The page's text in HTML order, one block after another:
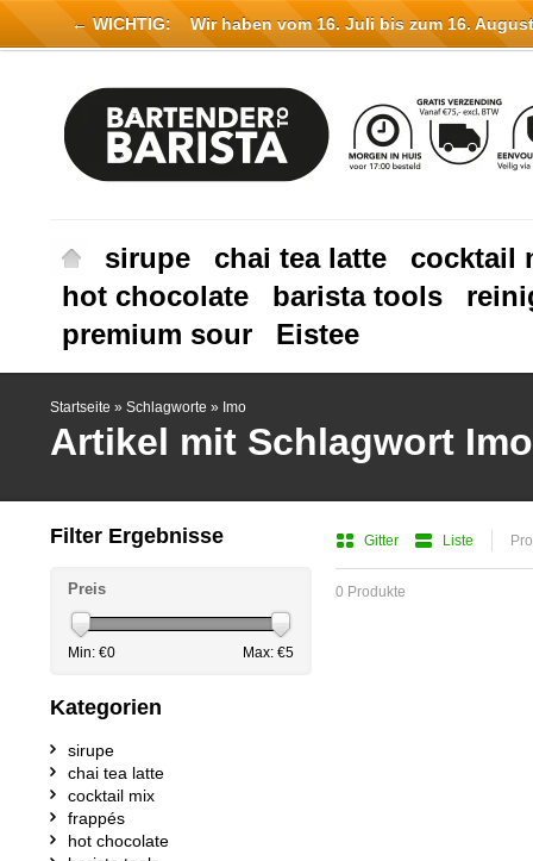
sirupe chai tea latte
cocktail
hot chocolate
barista tools
premium sour
Eistee
Startseite » Schlagworte » Imo
Artikel mit Schlagwort Imo
Gitter Liste
0 Produkte
Filter Ergebnisse
Preis
Min: €0 Max: €5
Kategorien
sirupe
chai tea latte
cocktail mix
frappés
hot chocolate
← WICHTIG: Wir haben vom 16. Juli bis zum 16.